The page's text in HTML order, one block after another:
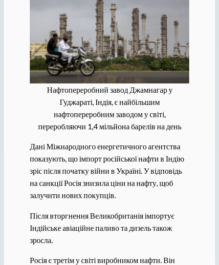
Нафтопереробний завод Джамнагар у
Гуджараті, Індія, є найбільшим
нафтопереробним заводом у світі,
переробляючи 1,4 мільйона барелів на день
Дані Міжнародного енергетичного агентства
показують, що імпорт російської нафти в Індію
зріс після початку війни в Україні. У відповідь
на санкції Росія знизила ціни на нафту, щоб
залучити нових покупців.
Після вторгнення Великобританія імпортує
Індійське авіаційне паливо та дизель також
зросла.
Росія є третім у світі виробником нафти. Він